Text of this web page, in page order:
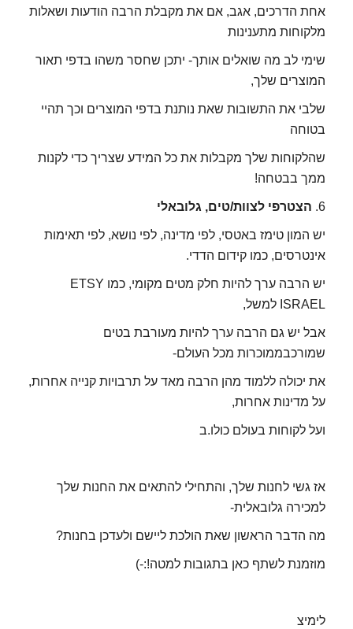
אחת הדרכים, אגב, אם את מקבלת הרבה הודעות ושאלות
מלקוחות מתענינות
שימי לב מה שואלים אותך- יתכן שחסר משהו בדפי תאור
המוצרים שלך,
שלבי את התשובות שאת נותנת בדפי המוצרים וכך תהיי
בטוחה
שהלקוחות שלך מקבלות את כל המידע שצריך כדי לקנות
ממך בבטחה!
6. הצטרפי לצוות/טים, גלובאלי
יש המון טימז באטסי, לפי מדינה, לפי נושא, לפי תאימות
אינטרסים, כמו קידום הדדי.
יש הרבה ערך להיות חלק מטים מקומי, כמו ETSY
ISRAEL למשל,
אבל יש גם הרבה ערך להיות מעורבת בטים
שמורכבממוכרות מכל העולם-
את יכולה ללמוד מהן הרבה מאד על תרבויות קנייה אחרות,
על מדינות אחרות,
ועל לקוחות בעולם כולו.ב
אז גשי לחנות שלך, והתחילי להתאים את החנות שלך
למכירה גלובאלית-
מה הדבר הראשון שאת הולכת ליישם ולעדכן בחנות?
מוזמנת לשתף כאן בתגובות למטה!:-)
לימיצ